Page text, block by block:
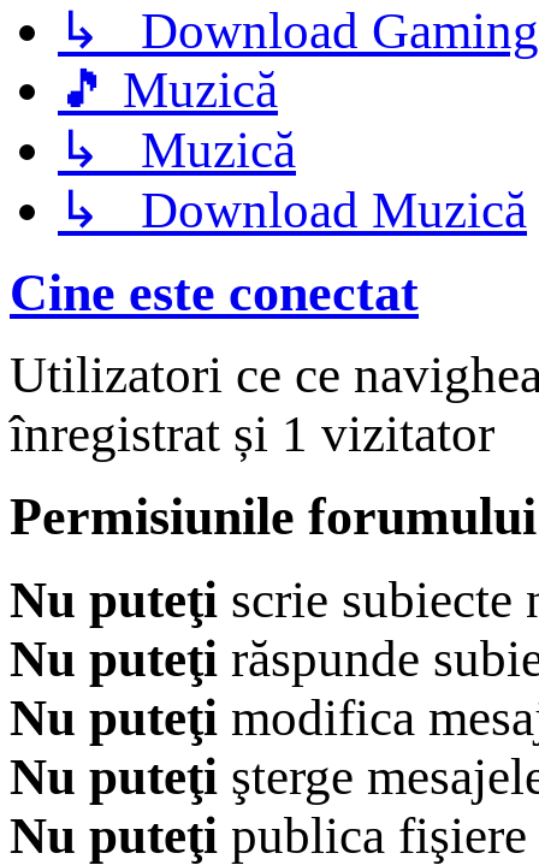
↳ Download Gaming
🎵 Muzică
↳ Muzică
↳ Download Muzică
Cine este conectat
Utilizatori ce ce
înregistrat și 1 vizitator
Permisiunile forumului
Nu puteţi scrie subiecte
Nu puteţi răspunde
Nu puteţi modifica
Nu puteţi şterge
Nu puteţi publica fişiere